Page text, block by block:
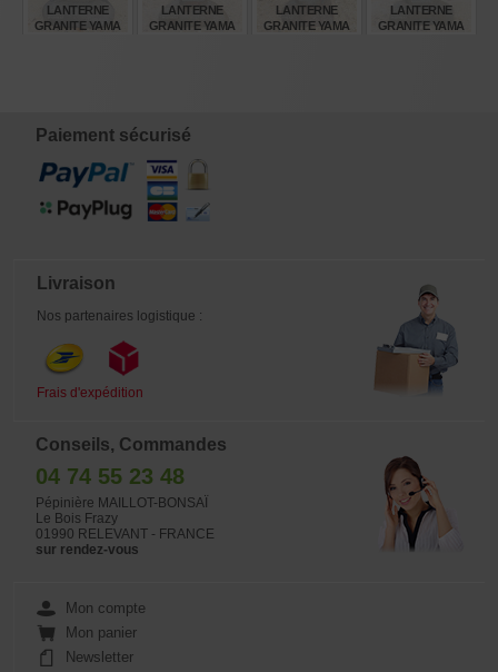
LANTERNE
GRANITE YAMA
LANTERNE
GRANITE YAMA
LANTERNE
GRANITE YAMA
LANTERNE
GRANITE YAMA
Paiement sécurisé
Livraison
Nos partenaires logistique :
Frais d'expédition
Conseils, Commandes
04 74 55 23 48
Pépinière MAILLOT-BONSAÏ
Le Bois Frazy
01990 RELEVANT - FRANCE
sur rendez-vous
Mon compte
Mon panier
Newsletter